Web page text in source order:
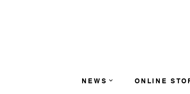
NEWS ONLINE